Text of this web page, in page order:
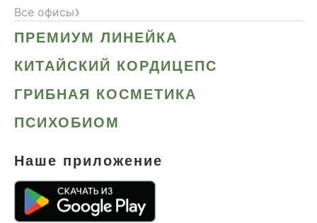
Все офисы›
ПРЕМИУМ ЛИНЕЙКА
КИТАЙСКИЙ КОРДИЦЕПС
ГРИБНАЯ КОСМЕТИКА
ПСИХОБИОМ
Наше приложение